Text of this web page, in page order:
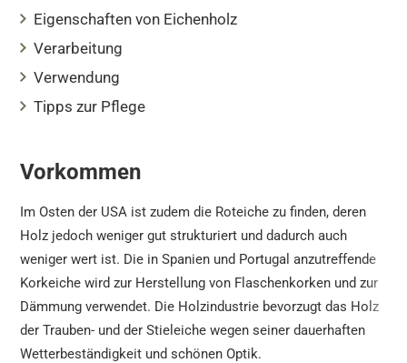
Eigenschaften von Eichenholz
Verarbeitung
Verwendung
Tipps zur Pflege
Vorkommen
Im Osten der USA ist zudem die Roteiche zu finden, deren
Holz jedoch weniger gut strukturiert und dadurch auch
weniger wert ist. Die in Spanien und Portugal anzutreffende
Korkeiche wird zur Herstellung von Flaschenkorken und zur
Dämmung verwendet. Die Holzindustrie bevorzugt das Holz
der Trauben- und der Stieleiche wegen seiner dauerhaften
Wetterbeständigkeit und schönen Optik.